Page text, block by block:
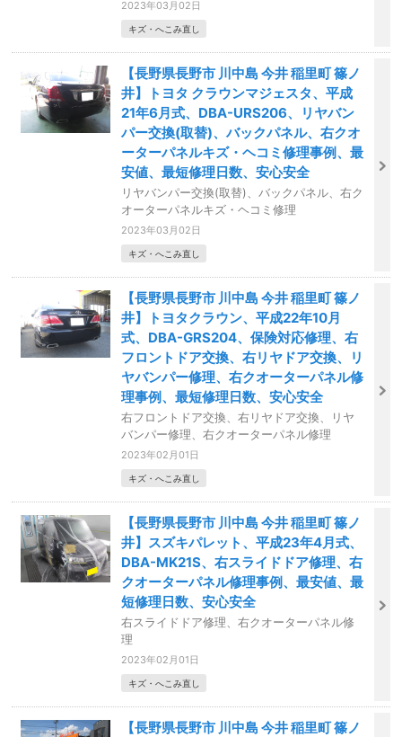
2023年03月02日
キズ・へこみ直し
【長野県長野市 川中島 今井 稲里町 篠ノ
井】トヨタ クラウンマジェスタ、平成
21年6月式、DBA-URS206、リヤバン
パー交換(取替)、バックパネル、右クオ
ーターパネルキズ・ヘコミ修理事例、最
安値、最短修理日数、安心安全
リヤバンパー交換(取替)、バックパネル、右ク
オーターパネルキズ・ヘコミ修理
2023年03月02日
キズ・へこみ直し
【長野県長野市 川中島 今井 稲里町 篠ノ
井】トヨタクラウン、平成22年10月
式、DBA-GRS204、保険対応修理、右
フロントドア交換、右リヤドア交換、リ
ヤバンパー修理、右クオーターパネル修
理事例、最短修理日数、安心安全
右フロントドア交換、右リヤドア交換、リヤ
バンパー修理、右クオーターパネル修理
2023年02月01日
キズ・へこみ直し
【長野県長野市 川中島 今井 稲里町 篠ノ
井】スズキパレット、平成23年4月式、
DBA-MK21S、右スライドドア修理、右
クオーターパネル修理事例、最安値、最
短修理日数、安心安全
右スライドドア修理、右クオーターパネル修
理
2023年02月01日
キズ・へこみ直し
【長野県長野市 川中島 今井 稲里町 篠ノ